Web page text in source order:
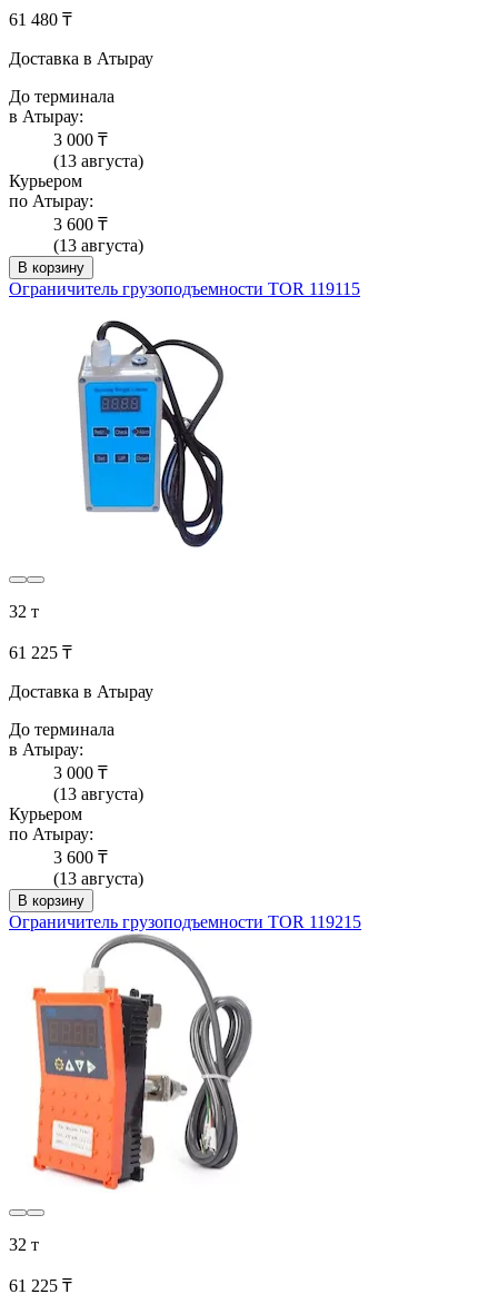
61 480 ₸
Доставка в Атырау
До терминала
в Атырау:
3 000 ₸
(13 августа)
Курьером
по Атырау:
3 600 ₸
(13 августа)
В корзину
Ограничитель грузоподъемности TOR 119115
32 т
61 225 ₸
Доставка в Атырау
До терминала
в Атырау:
3 000 ₸
(13 августа)
Курьером
по Атырау:
3 600 ₸
(13 августа)
В корзину
Ограничитель грузоподъемности TOR 119215
32 т
61 225 ₸